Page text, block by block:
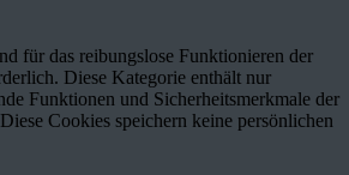
für das reibungslose Funktionieren der
Diese Kategorie enthält nur
Funktionen und Sicherheitsmerkmale der
Cookies speichern keine persönlichen